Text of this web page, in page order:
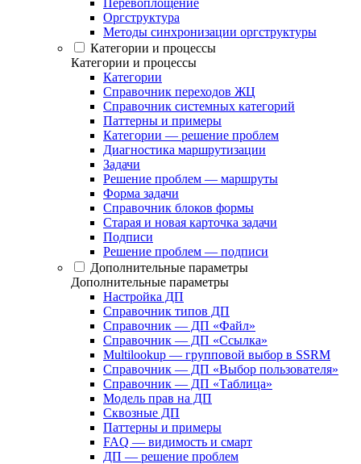
Перевоплощение
Оргструктура
Методы синхронизации оргструктуры
Категории и процессы
Категории и процессы
Категории
Справочник переходов ЖЦ
Справочник системных категорий
Паттерны и примеры
Категории — решение проблем
Диагностика маршрутизации
Задачи
Решение проблем — маршруты
Форма задачи
Справочник блоков формы
Старая и новая карточка задачи
Подписи
Решение проблем — подписи
Дополнительные параметры
Дополнительные параметры
Настройка ДП
Справочник типов ДП
Справочник — ДП «Файл»
Справочник — ДП «Ссылка»
Multilookup — групповой выбор в SSRM
Справочник — ДП «Выбор пользователя»
Справочник — ДП «Таблица»
Модель прав на ДП
Сквозные ДП
Паттерны и примеры
FAQ — видимость и смарт
ДП — решение проблем